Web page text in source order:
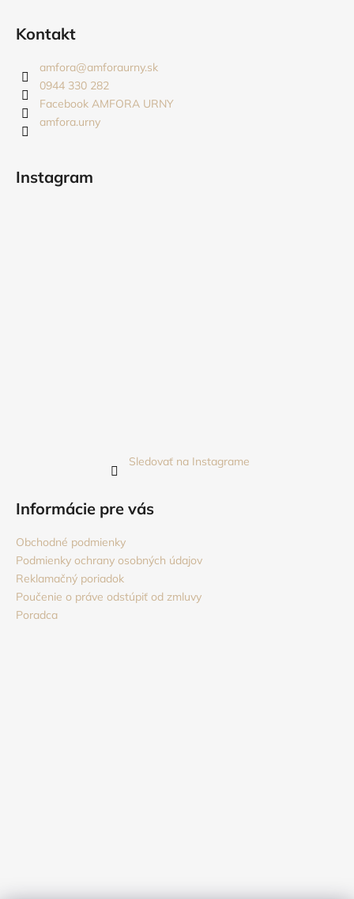
17
EUR
Kontakt
amfora@amforaurny.sk
0944 330 282
Facebook AMFORA URNY
amfora.urny
Instagram
Sledovať na Instagrame
Informácie pre vás
Obchodné podmienky
Podmienky ochrany osobných údajov
Reklamačný poriadok
Poučenie o práve odstúpiť od zmluvy
Poradca